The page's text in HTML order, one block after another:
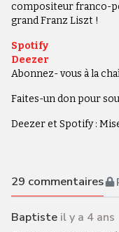
compositeur franco-
grand Franz Liszt !
Spotify
Deezer
Abonnez- vous à la
Faites-un don pour
Deezer et Spotify :
29 commentaires
Baptiste il y a 4 ans